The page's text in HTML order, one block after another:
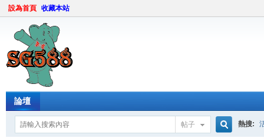
設為首頁 收藏本站
論壇
帖子 熱搜: